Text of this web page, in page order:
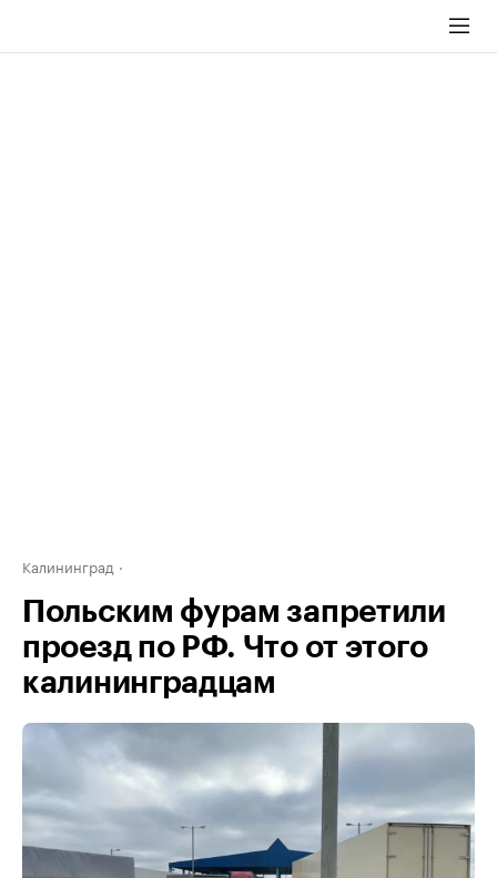
Калининград
Польским фурам запретили
проезд по РФ. Что от этого
калининградцам